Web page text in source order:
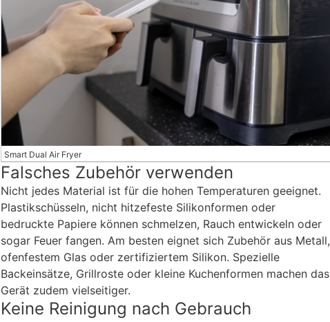
Smart Dual Air Fryer
Falsches Zubehör verwenden
Nicht jedes Material ist für die hohen Temperaturen geeignet.
Plastikschüsseln, nicht hitzefeste Silikonformen oder
bedruckte Papiere können schmelzen, Rauch entwickeln oder
sogar Feuer fangen. Am besten eignet sich Zubehör aus Metall,
ofenfestem Glas oder zertifiziertem Silikon. Spezielle
Backeinsätze, Grillroste oder kleine Kuchenformen machen das
Gerät zudem vielseitiger.
Keine Reinigung nach Gebrauch